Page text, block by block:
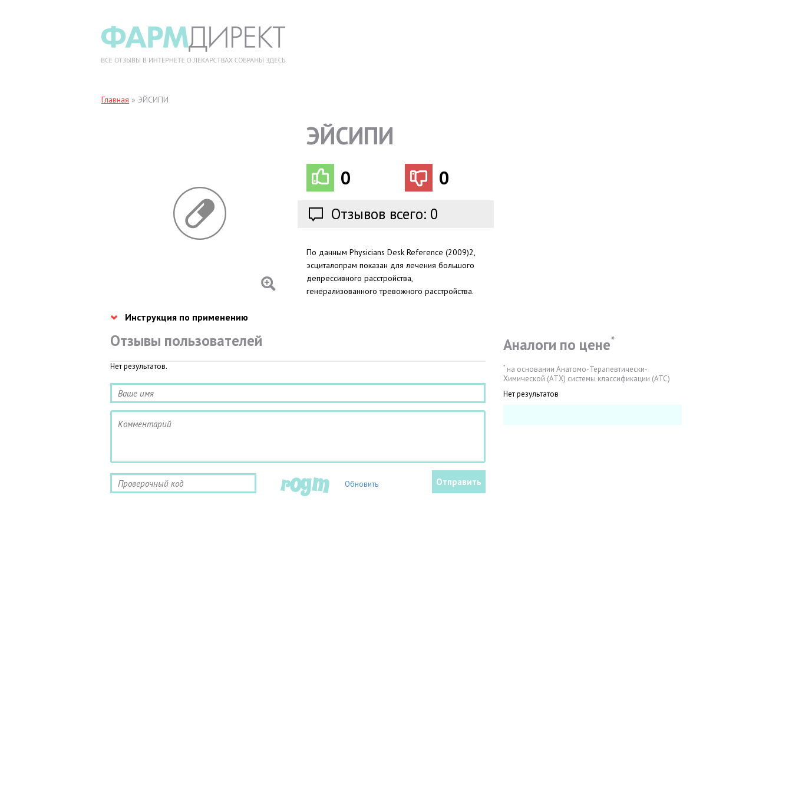
Главная » ЭЙСИПИ
ЭЙСИПИ
0 0
Отзывов всего: 0
По данным Physicians Desk Reference (2009)2,
эсциталопрам показан для лечения большого
депрессивного расстройства,
генерализованного тревожного расстройства.
Инструкция по применению
Отзывы пользователей
Нет результатов.
Обновить
Аналоги по цене*
*на основании Анатомо-Терапевтически-
Химической (АТХ) системы классификации (АТС)
Нет результатов